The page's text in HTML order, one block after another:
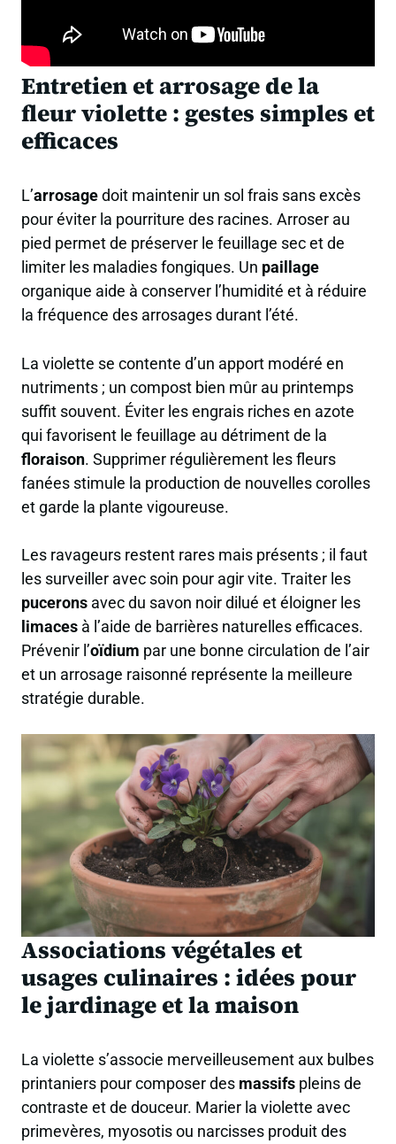
Entretien et arrosage de la
fleur violette : gestes simples et
efficaces
L’arrosagedoit maintenir un sol frais sans excès
pour éviter la pourriture des racines. Arroser au
pied permet de préserver le feuillage sec et de
limiter les maladies fongiques. Un paillage
organique aide à conserver l’humidité et à réduire
la fréquence des arrosages durant l’été.
La violette se contente d’un apport modéré en
nutriments ; un compost bien mûr au printemps
suffit souvent. Éviter les engrais riches en azote
qui favorisent le feuillage au détriment de la
floraison. Supprimer régulièrement les fleurs
fanées stimule la production de nouvelles corolles
et garde la plante vigoureuse.
Les ravageurs restent rares mais présents ; il faut
les surveiller avec soin pour agir vite. Traiter les
pucerons avec du savon noir dilué et éloigner les
limaces à l’aide de barrières naturelles efficaces.
Prévenir l’oïdium par une bonne circulation de l’air
et un arrosage raisonné représente la meilleure
stratégie durable.
Associations végétales et
usages culinaires : idées pour
le jardinage et la maison
La violette s’associe merveilleusement aux bulbes
printaniers pour composer des massifs pleins de
contraste et de douceur. Marier la violette avec
primevères, myosotis ou narcisses produit des